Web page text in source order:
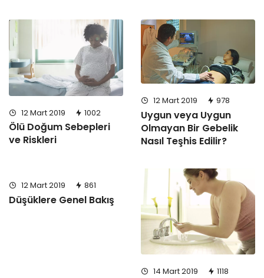
12 Mart 2019 1002
Ölü Doğum Sebepleri
ve Riskleri
12 Mart 2019 978
Uygun veya Uygun
Olmayan Bir Gebelik
Nasıl Teşhis Edilir?
12 Mart 2019 861
Düşüklere Genel Bakış
14 Mart 2019 1118